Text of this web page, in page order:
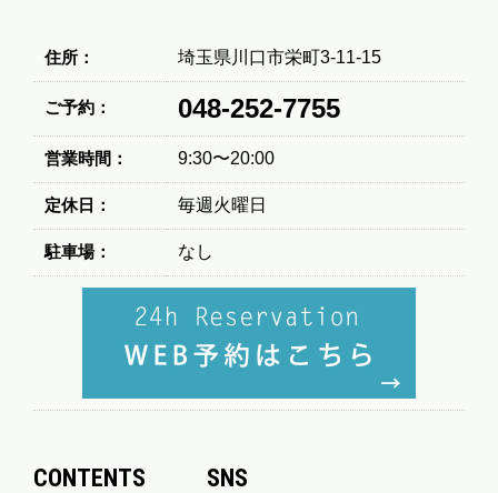
住所： 埼玉県川口市栄町3-11-15
ご予約： 048-252-7755
営業時間： 9:30〜20:00
定休日： 毎週火曜日
駐車場： なし
CONTENTS SNS